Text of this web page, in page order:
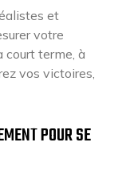
et
votre
court terme, à
vos victoires,
POUR SE